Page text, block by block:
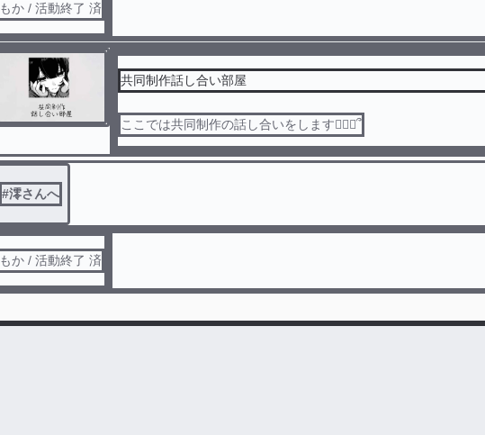
もか / 活動終了 済
共同制作話し合い部屋
ここでは共同制作の話し合いをします🙇🏻‍♀️՞
#澪さんへ
もか / 活動終了 済